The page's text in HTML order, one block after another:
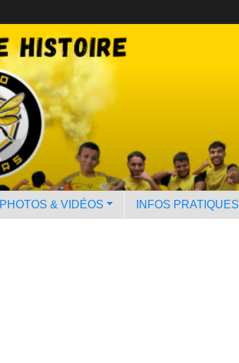
PHOTOS & VIDÉOS INFOS PRATIQUES